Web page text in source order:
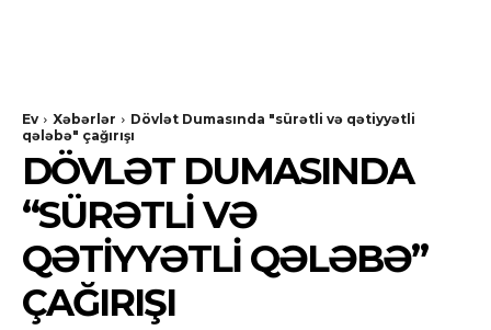
Ev Xəbərlər
Dövlət Dumasında "sürətli və qətiyyətli
qələbə" çağırışı
DÖVLƏT DUMASINDA
“SÜRƏTLI VƏ
QƏTIYYƏTLI QƏLƏBƏ”
ÇAĞIRIŞI